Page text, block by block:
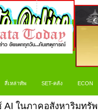
สี่เหล่าทัพ SET-คลัง ECON
AI ในภาคอสังหาริมท